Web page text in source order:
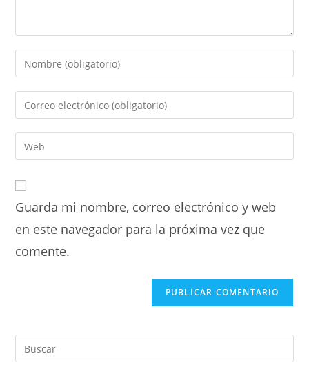
Guarda mi nombre, correo electrónico y web
en este navegador para la próxima vez que
comente.